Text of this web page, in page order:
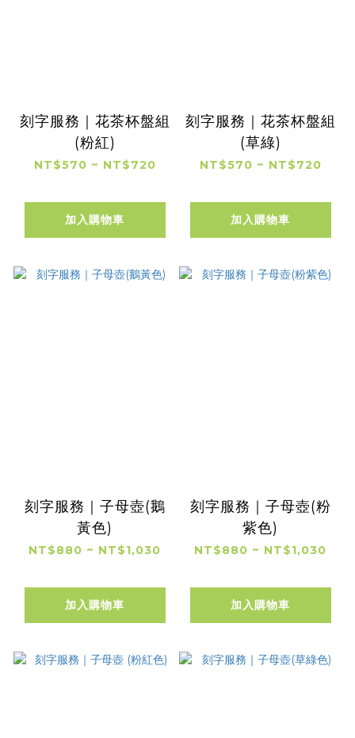
刻字服務｜花茶杯盤組
(粉紅)
NT$570 ~ NT$720
加入購物車
刻字服務｜花茶杯盤組
(草綠)
NT$570 ~ NT$720
加入購物車
刻字服務｜子母壺(鵝
黃色)
NT$880 ~ NT$1,030
加入購物車
刻字服務｜子母壺(粉
紫色)
NT$880 ~ NT$1,030
加入購物車